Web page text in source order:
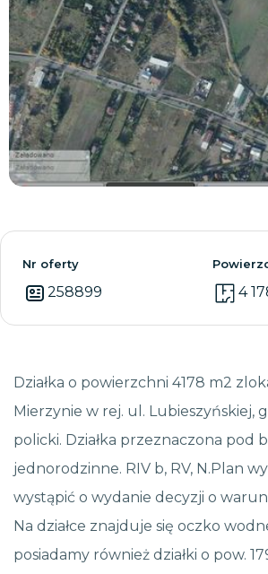
Nr oferty
258899 4
Działka o powierzchni 4178 m2
Mierzynie w rej. ul. Lubieszyńskiej,
policki. Działka przeznaczona pod
jednorodzinne. RIV b, RV, N.Plan
wystąpić o wydanie decyzji o
Na działce znajduje się oczko
posiadamy również działki o pow.